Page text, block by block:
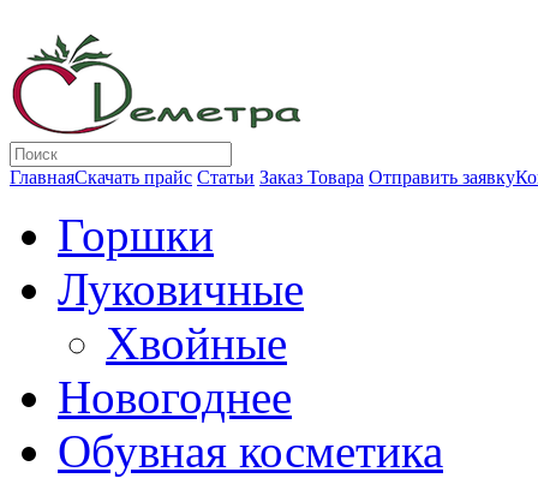
ГлавнаяСкачать прайс Статьи Заказ Товара Отправить заявку
Горшки
Луковичные
Хвойные
Новогоднее
Обувная косметика